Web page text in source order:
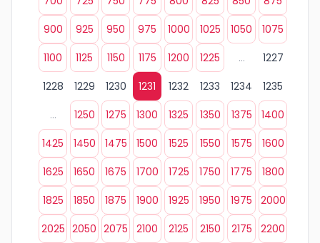
900
925 950 975 1000 1025 1050
1075
1100
1125 1150 1175 1200 1225 ...
1227
1228
1229 1230 1231 1232 1233 1234
1235
...
1250 1275 1300 1325 1350 1375
1400
1425
1450 1475 1500 1525 1550 1575
1600
1625
1650 1675 1700 1725 1750 1775
1800
1825
1850 1875 1900 1925 1950 1975
2000
2025 2050 2075 2100 2125 2150 2175
2200